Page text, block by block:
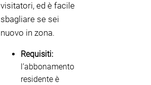
visitatori, ed è facile
sbagliare se sei
nuovo in zona.
Requisiti:
l’abbonamento
residente è